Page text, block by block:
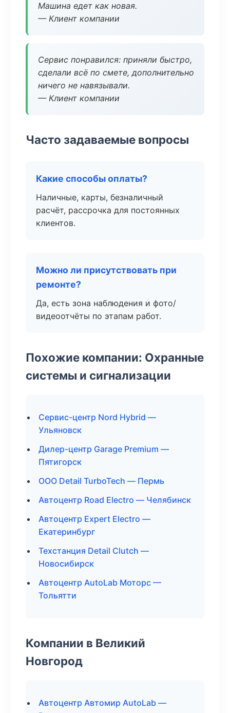
Машина едет как новая.
— Клиент компании
Сервис понравился: приняли быстро,
сделали всё по смете, дополнительно
ничего не навязывали.
— Клиент компании
Часто задаваемые вопросы
Какие способы оплаты?
Наличные, карты, безналичный
расчёт, рассрочка для постоянных
клиентов.
Можно ли присутствовать при
ремонте?
Да, есть зона наблюдения и фото/
видеоотчёты по этапам работ.
Похожие компании: Охранные
системы и сигнализации
Сервис-центр Nord Hybrid —
Ульяновск
Дилер-центр Garage Premium —
Пятигорск
ООО Detail TurboTech — Пермь
Автоцентр Road Electro — Челябинск
Автоцентр Expert Electro —
Екатеринбург
Техстанция Detail Clutch —
Новосибирск
Автоцентр AutoLab Моторс —
Тольятти
Компании в Великий
Новгород
Автоцентр Автомир AutoLab —